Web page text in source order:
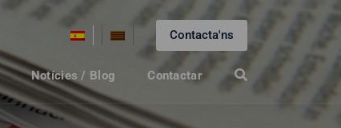
Contacta'ns
Notícies / Blog Contactar